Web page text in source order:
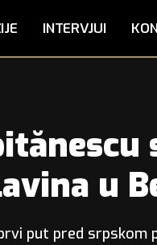
INTERVJUI
u
put pred srpskom